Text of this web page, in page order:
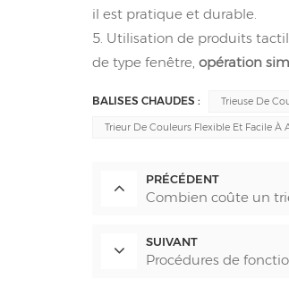
il est pratique et durable.
5. Utilisation de produits
de type fenêtre, opération
BALISES CHAUDES : Trieuse De
Trieur De Couleurs Flexible Et Facile À
PRÉCÉDENT
Combien coûte un
SUIVANT
Procédures de